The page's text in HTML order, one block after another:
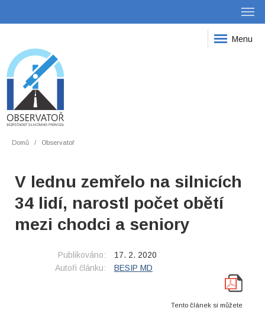
Menu
Domů Observatoř
V lednu zemřelo na silnicích
34 lidí, narostl počet obětí
mezi chodci a seniory
Publikováno:
17. 2. 2020
Autoři článku:
BESIP MD
Tento článek si můžete